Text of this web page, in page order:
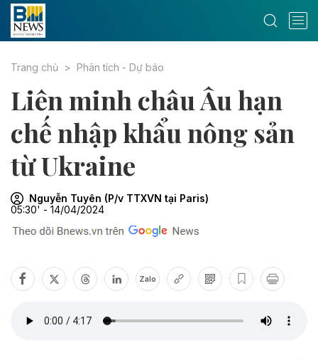
Trang chủ Phân tích - Dự báo
Liên minh châu Âu hạn
chế nhập khẩu nông sản
từ Ukraine
Nguyễn Tuyên (P/v TTXVN tại Paris)
05:30' - 14/04/2024
Zalo